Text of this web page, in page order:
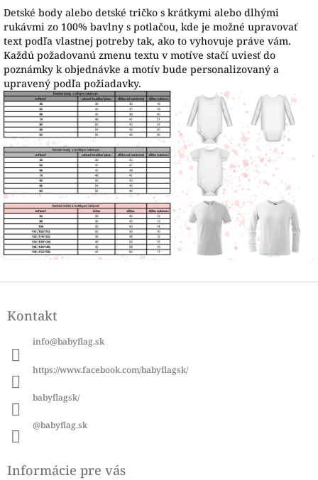
Detské body alebo detské tričko s krátkymi alebo dlhými
rukávmi zo 100% bavlny s potlačou, kde je možné upravovať
text podľa vlastnej potreby tak, ako to vyhovuje práve vám.
Každú požadovanú zmenu textu v motíve stačí uviesť do
poznámky k objednávke a motív bude personalizovaný a
upravený podľa požiadavky.
pKontakt
info@babyflag.sk
https://www.facebook.com/babyflagsk/
babyflagsk/
@babyflag.sk
Informácie pre vás